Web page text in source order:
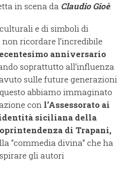
in scena da Claudio Gioè.
e di simboli di
ricordare l’incredibile
anniversario
soprattutto all’influenza
sulle future generazioni
abbiamo immaginato
con l’Assessorato ai
siciliana della
di Trapani,
“commedia divina” che ha
gli autori